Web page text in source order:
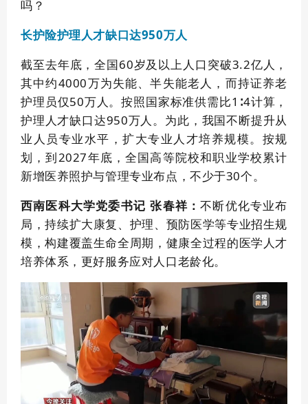
吗？
长护险护理人才缺口达950万人
截至去年底，全国60岁及以上人口突破3.2亿人，
其中约4000万为失能、半失能老人，而持证养老
护理员仅50万人。按照国家标准供需比1∶4计算，
护理人才缺口达950万人。为此，我国不断提升从
业人员专业水平，扩大专业人才培养规模。按规
划，到2027年底，全国高等院校和职业学校累计
新增医养照护与管理专业布点，不少于30个。
西南医科大学党委书记 张春祥：不断优化专业布
局，持续扩大康复、护理、预防医学等专业招生规
模，构建覆盖生命全周期，健康全过程的医学人才
培养体系，更好服务应对人口老龄化。